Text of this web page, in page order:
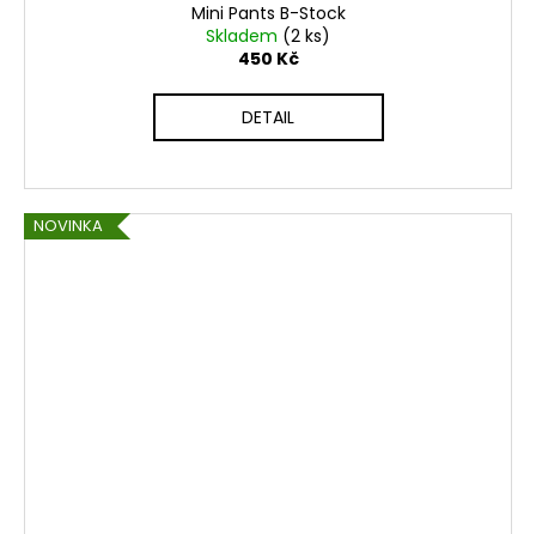
Mini Pants B-Stock
Skladem (2 ks)
450 Kč
DETAIL
NOVINKA